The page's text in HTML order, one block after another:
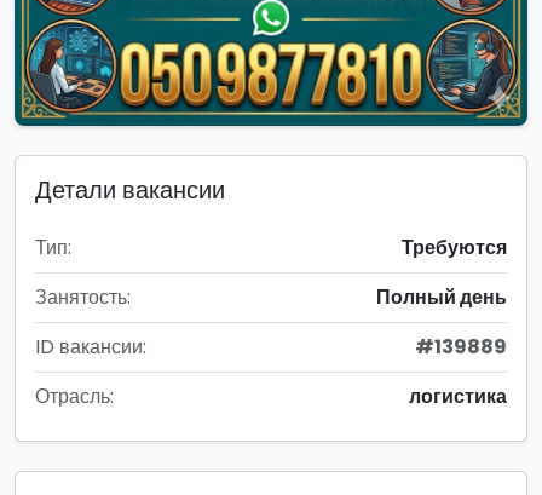
Детали вакансии
Тип:
Требуются
Занятость:
Полный день
ID вакансии:
#139889
Отрасль:
логистика